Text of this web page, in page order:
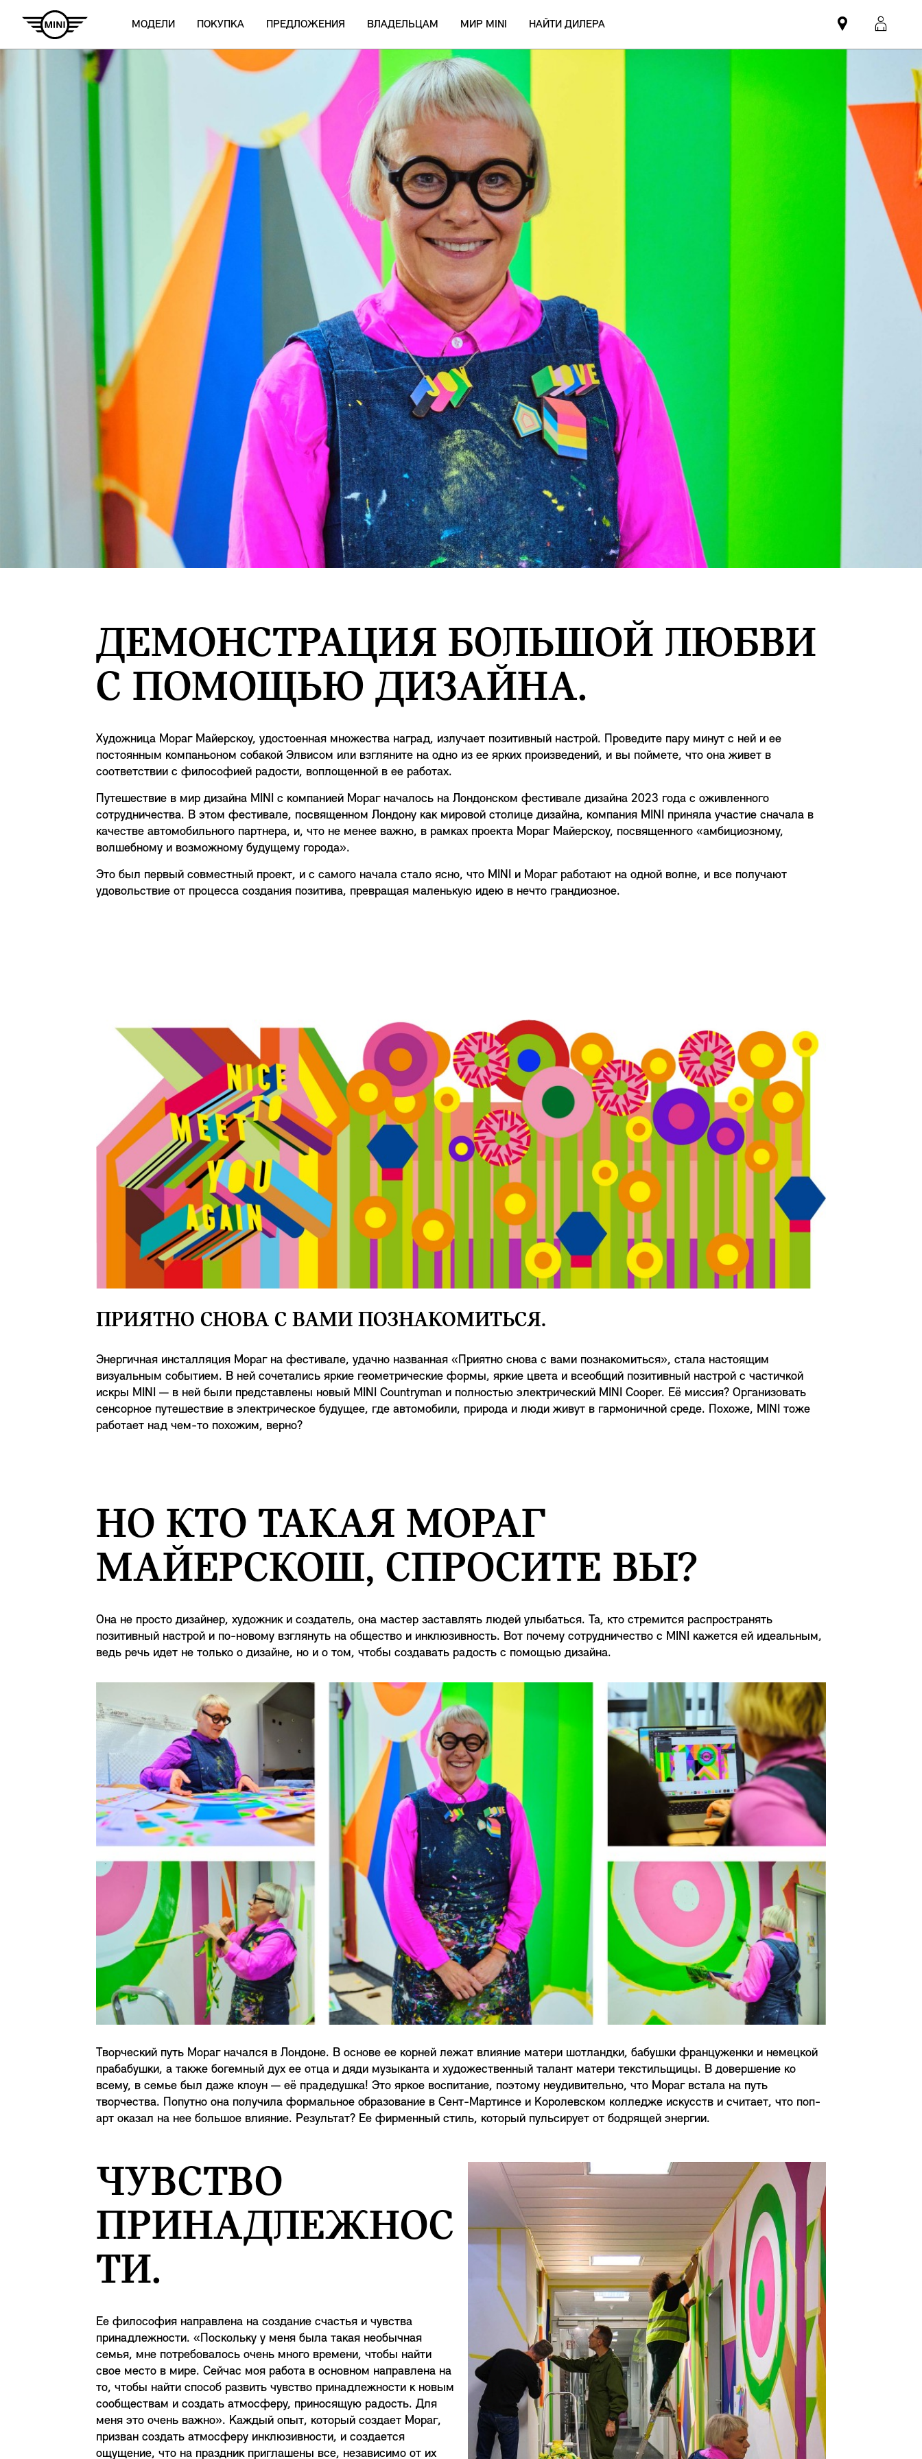
МОДЕЛИ ПОКУПКА ПРЕДЛОЖЕНИЯ ВЛАДЕЛЬЦАМ МИР MINI НАЙТИ ДИЛЕРА
Mini
dealerlogin
ДЕМОНСТРАЦИЯ БОЛЬШОЙ ЛЮБВИ
С ПОМОЩЬЮ ДИЗАЙНА.
Художница Мораг Майерскоу, удостоенная множества наград, излучает позитивный настрой. Проведите пару минут с ней и ее
постоянным компаньоном собакой Элвисом или взгляните на одно из ее ярких произведений, и вы поймете, что она живет в
соответствии с философией радости, воплощенной в ее работах.
Путешествие в мир дизайна MINI с компанией Мораг началось на Лондонском фестивале дизайна 2023 года с оживленного
сотрудничества. В этом фестивале, посвященном Лондону как мировой столице дизайна, компания MINI приняла участие сначала в
качестве автомобильного партнера, и, что не менее важно, в рамках проекта Мораг Майерскоу, посвященного «амбициозному,
волшебному и возможному будущему города».
Это был первый совместный проект, и с самого начала стало ясно, что MINI и Мораг работают на одной волне, и все получают
удовольствие от процесса создания позитива, превращая маленькую идею в нечто грандиозное.
ПРИЯТНО СНОВА С ВАМИ ПОЗНАКОМИТЬСЯ.
Энергичная инсталляция Мораг на фестивале, удачно названная «Приятно снова с вами познакомиться», стала настоящим
визуальным событием. В ней сочетались яркие геометрические формы, яркие цвета и всеобщий позитивный настрой с частичкой
искры MINI — в ней были представлены новый MINI Countryman и полностью электрический MINI Cooper. Её миссия? Организовать
сенсорное путешествие в электрическое будущее, где автомобили, природа и люди живут в гармоничной среде. Похоже, MINI тоже
работает над чем-то похожим, верно?
НО КТО ТАКАЯ МОРАГ
МАЙЕРСКОШ, СПРОСИТЕ ВЫ?
Она не просто дизайнер, художник и создатель, она мастер заставлять людей улыбаться. Та, кто стремится распространять
позитивный настрой и по-новому взглянуть на общество и инклюзивность. Вот почему сотрудничество с MINI кажется ей идеальным,
ведь речь идет не только о дизайне, но и о том, чтобы создавать радость с помощью дизайна.
Творческий путь Мораг начался в Лондоне. В основе ее корней лежат влияние матери шотландки, бабушки француженки и немецкой
прабабушки, а также богемный дух ее отца и дяди музыканта и художественный талант матери текстильщицы. В довершение ко
всему, в семье был даже клоун — её прадедушка! Это яркое воспитание, поэтому неудивительно, что Мораг встала на путь
творчества. Попутно она получила формальное образование в Сент-Мартинсе и Королевском колледже искусств и считает, что поп-
арт оказал на нее большое влияние. Результат? Ее фирменный стиль, который пульсирует от бодрящей энергии.
ЧУВСТВО
ПРИНАДЛЕЖНОС
ТИ.
Ее философия направлена на создание счастья и чувства
принадлежности. «Поскольку у меня была такая необычная
семья, мне потребовалось очень много времени, чтобы найти
свое место в мире. Сейчас моя работа в основном направлена на
то, чтобы найти способ развить чувство принадлежности к новым
сообществам и создать атмосферу, приносящую радость. Для
меня это очень важно». Каждый опыт, который создает Мораг,
призван создать атмосферу инклюзивности, и создается
ощущение, что на праздник приглашены все, независимо от их